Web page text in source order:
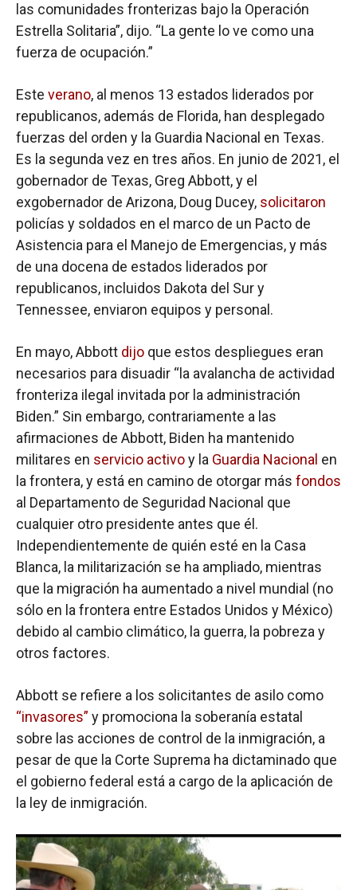
las comunidades fronterizas bajo la Operación
Estrella Solitaria”, dijo. “La gente lo ve como una
fuerza de ocupación.”
Este verano, al menos 13 estados liderados por
republicanos, además de Florida, han desplegado
fuerzas del orden y la Guardia Nacional en Texas.
Es la segunda vez en tres años. En junio de 2021, el
gobernador de Texas, Greg Abbott, y el
exgobernador de Arizona, Doug Ducey, solicitaron
policías y soldados en el marco de un Pacto de
Asistencia para el Manejo de Emergencias, y más
de una docena de estados liderados por
republicanos, incluidos Dakota del Sur y
Tennessee, enviaron equipos y personal.
En mayo, Abbott dijo que estos despliegues eran
necesarios para disuadir “la avalancha de actividad
fronteriza ilegal invitada por la administración
Biden.” Sin embargo, contrariamente a las
afirmaciones de Abbott, Biden ha mantenido
militares en servicio activoy la Guardia Nacional en
la frontera, y está en camino de otorgar más fondos
al Departamento de Seguridad Nacional que
cualquier otro presidente antes que él.
Independientemente de quién esté en la Casa
Blanca, la militarización se ha ampliado, mientras
que la migración ha aumentado a nivel mundial (no
sólo en la frontera entre Estados Unidos y México)
debido al cambio climático, la guerra, la pobreza y
otros factores.
Abbott se refiere a los solicitantes de asilo como
“invasores” y promociona la soberanía estatal
sobre las acciones de control de la inmigración, a
pesar de que la Corte Suprema ha dictaminado que
el gobierno federal está a cargo de la aplicación de
la ley de inmigración.